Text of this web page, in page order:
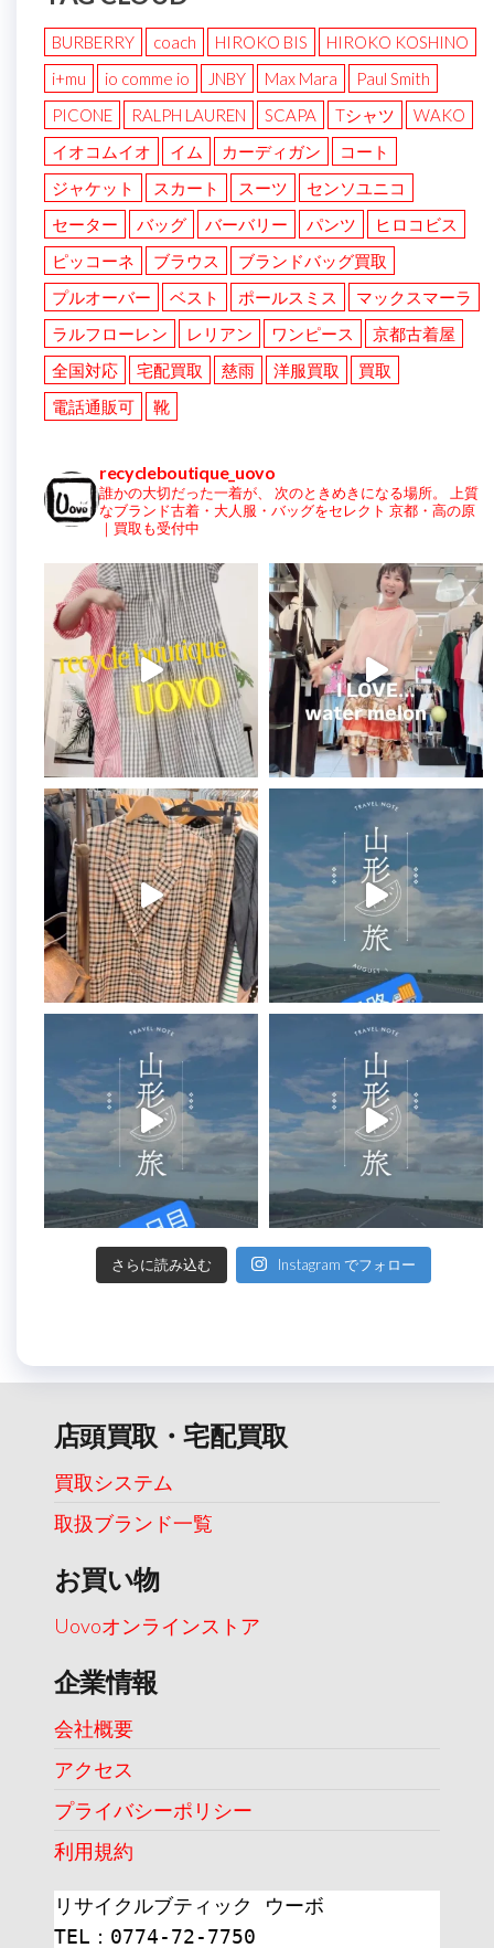
BURBERRY coach HIROKO BIS
HIROKO KOSHINO
i+mu
io comme io JNBY Max Mara
Paul Smith
PICONE
RALPH LAUREN SCAPA Tシャツ
WAKO
イオコムイオ
イム カーディガン
コート
ジャケット
スカート スーツ
センソユニコ
セーター
バッグ バーバリー パンツ
ヒロコビス
ピッコーネ
ブラウス
ブランドバッグ買取
プルオーバー
ベスト ポールスミス
マックスマーラ
ラルフローレン
レリアン ワンピース
京都古着屋
全国対応
宅配買取 慈雨 洋服買取
買取
電話通販可
靴
recycleboutique_uovo
誰かの大切だった一着が、 次のときめきになる場所。
上質
なブランド古着・大人服・バッグをセレクト 京都・高の原
｜買取も受付中
さらに読み込む Instagram でフォロー
店頭買取・宅配買取
買取システム
取扱ブランド一覧
お買い物
Uovoオンラインストア
企業情報
会社概要
アクセス
プライバシーポリシー
利用規約
リサイクルブティック ウーボ
TEL：0774-72-7750